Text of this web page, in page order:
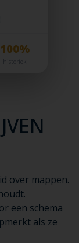
100%
over mappen.
een schema
als ze